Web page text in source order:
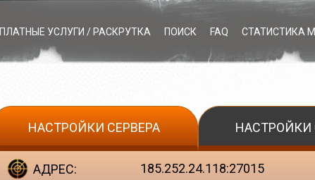
ПЛАТНЫЕ УСЛУГИ / РАСКРУТКА ПОИСК FAQ СТАТИСТИКА
НАСТРОЙКИ СЕРВЕРА НАСТРОЙКИ
АДРЕС: 185.252.24.118:27015